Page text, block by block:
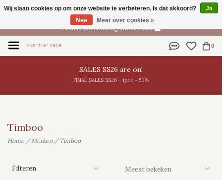
NL
Gratis verzending vanaf €100
0
SALES SS26 are on!
FINAL SALES SS26 - 1pce = 50%
Timboo
Home /Merken/ Timboo
Filteren
Wij slaan cookies op om onze website te verbeteren. Is dat akkoord?
Ja
Nee
Meer over cookies »